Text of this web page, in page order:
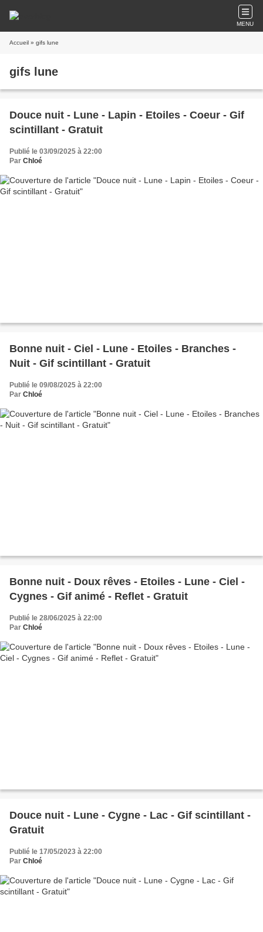
MENU
Accueil » gifs lune
gifs lune
Douce nuit - Lune - Lapin - Etoiles - Coeur - Gif
scintillant - Gratuit
Publié le 03/09/2025 à 22:00
Par Chloé
Bonne nuit - Ciel - Lune - Etoiles - Branches -
Nuit - Gif scintillant - Gratuit
Publié le 09/08/2025 à 22:00
Par Chloé
Bonne nuit - Doux rêves - Etoiles - Lune - Ciel -
Cygnes - Gif animé - Reflet - Gratuit
Publié le 28/06/2025 à 22:00
Par Chloé
Douce nuit - Lune - Cygne - Lac - Gif scintillant -
Gratuit
Publié le 17/05/2023 à 22:00
Par Chloé